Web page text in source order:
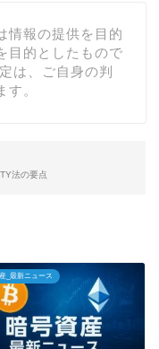
情報の提供を目的
目的としたもので
は、ご自身の判
。
法の要点
_最新ニュース